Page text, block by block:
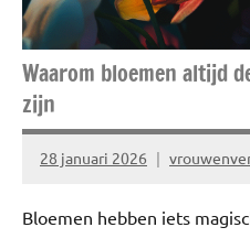
Waarom bloemen altijd
zijn
28 januari 2026
Bloemen hebben iets